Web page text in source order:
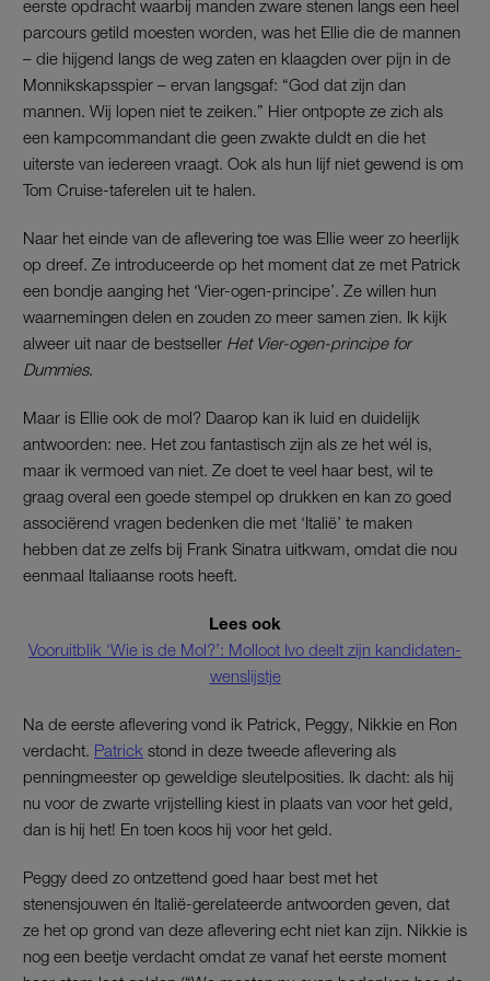
eerste opdracht waarbij manden zware stenen langs een heel
parcours getild moesten worden, was het Ellie die de mannen
– die hijgend langs de weg zaten en klaagden over pijn in de
Monnikskapsspier – ervan langsgaf: “God dat zijn dan
mannen. Wij lopen niet te zeiken.” Hier ontpopte ze zich als
een kampcommandant die geen zwakte duldt en die het
uiterste van iedereen vraagt. Ook als hun lijf niet gewend is om
Tom Cruise-taferelen uit te halen.
Naar het einde van de aflevering toe was Ellie weer zo heerlijk
op dreef. Ze introduceerde op het moment dat ze met Patrick
een bondje aanging het ‘Vier-ogen-principe’. Ze willen hun
waarnemingen delen en zouden zo meer samen zien. Ik kijk
alweer uit naar de bestseller Het Vier-ogen-principe for
Dummies.
Maar is Ellie ook de mol? Daarop kan ik luid en duidelijk
antwoorden: nee. Het zou fantastisch zijn als ze het wél is,
maar ik vermoed van niet. Ze doet te veel haar best, wil te
graag overal een goede stempel op drukken en kan zo goed
associërend vragen bedenken die met ‘Italië’ te maken
hebben dat ze zelfs bij Frank Sinatra uitkwam, omdat die nou
eenmaal Italiaanse roots heeft.
Lees ook
Vooruitblik ‘Wie is de Mol?’: Molloot Ivo deelt zijn kandidaten-
wenslijstje
Na de eerste aflevering vond ik Patrick, Peggy, Nikkie en Ron
verdacht. Patrick stond in deze tweede aflevering als
penningmeester op geweldige sleutelposities. Ik dacht: als hij
nu voor de zwarte vrijstelling kiest in plaats van voor het geld,
dan is hij het! En toen koos hij voor het geld.
Peggy deed zo ontzettend goed haar best met het
stenensjouwen én Italië-gerelateerde antwoorden geven, dat
ze het op grond van deze aflevering echt niet kan zijn. Nikkie is
nog een beetje verdacht omdat ze vanaf het eerste moment